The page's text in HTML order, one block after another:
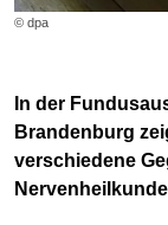
© dpa
In der
Brandenburg
verschiedene